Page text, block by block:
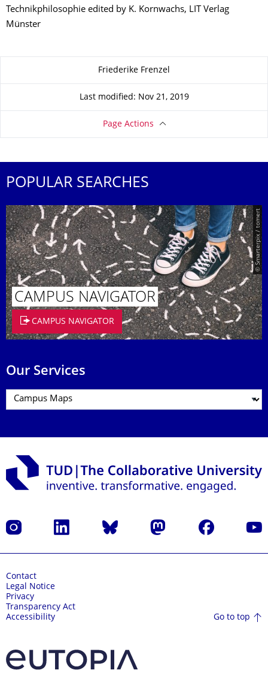
Technikphilosophie edited by K. Kornwachs, LIT Verlag
Münster
About this pageFriederike Frenzel
Last modified: Nov 21, 2019
Page Actions
POPULAR SEARCHES
© Smarterpix / tomert
CAMPUS NAVIGATOR
CAMPUS NAVIGATOR
Our Services
Instagram LinkedIn Bluesky Mastodon Facebook
Contact
Legal Notice
Privacy
Transparency Act
Accessibility
Go to top